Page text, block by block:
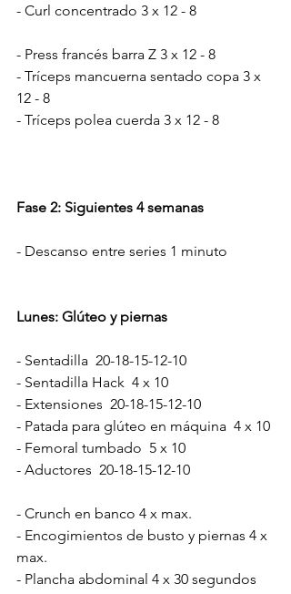
- Curl concentrado 3 x 12 - 8
- Press francés barra Z 3 x 12 - 8
- Tríceps mancuerna sentado copa 3 x
12 - 8
- Tríceps polea cuerda 3 x 12 - 8
Fase 2: Siguientes 4 semanas
- Descanso entre series 1 minuto
Lunes: Glúteo y piernas
- Sentadilla  20-18-15-12-10
- Sentadilla Hack  4 x 10
- Extensiones  20-18-15-12-10
- Patada para glúteo en máquina  4 x 10
- Femoral tumbado  5 x 10
- Aductores  20-18-15-12-10
- Crunch en banco 4 x max.
- Encogimientos de busto y piernas 4 x
max.
- Plancha abdominal 4 x 30 segundos